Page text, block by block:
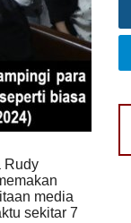
Rudy
media
sekitar 7